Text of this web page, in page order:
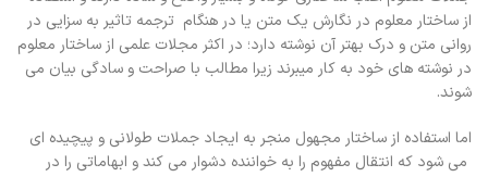
از ساختار معلوم در نگارش یک متن یا در هنگام ترجمه تاثیر به سزایی در
روانی متن و درک بهتر آن نوشته دارد؛ در اکثر مجلات علمی از ساختار معلوم
در نوشته های خود به کار میبرند زیرا مطالب با صراحت و سادگی بیان می
شوند.
اما استفاده از ساختار مجهول منجر به ایجاد جملات طولانی و پیچیده ای
می شود که انتقال مفهوم را به خواننده دشوار می کند و ابهاماتی را در